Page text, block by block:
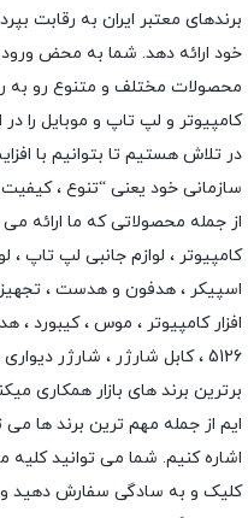
برندهای معتبر ایران به رقابت
خود ارائه دهد. شما به محض
محصولات مختلف و متنوع رو به
کامپیوتر و لپ تاپ و موبایل را
در تلاش هستیم تا بتوانیم با
سازمانی خود یعنی “تنوع ،
از جمله محصولاتی که ما ارائه
کامپیوتر ، لوازم جانبی لپ تاپ ،
اسپیکر ، هدفون و هدست ،
افزار کامپیوتر ، موس ،کیبورد ،
5126 ،
کابل شارژر ، شارژر دیواری
برترین برند های بازار همکاری
ایم از جمله مهم ترین برند ها می
اشاره کنیم. شما می توانید کلیه
کلیک و به سادگی سفارش دهید